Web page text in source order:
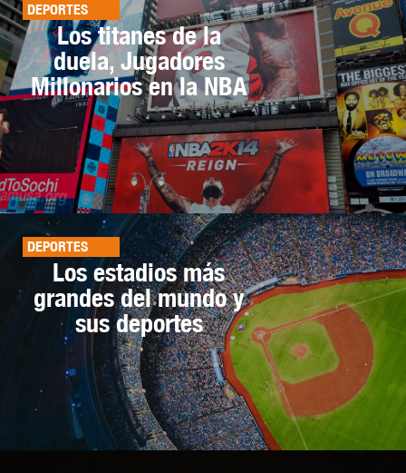
DEPORTES
Los titanes de la
duela, Jugadores
Millonarios en la NBA
DEPORTES
Los estadios más
grandes del mundo y
sus deportes